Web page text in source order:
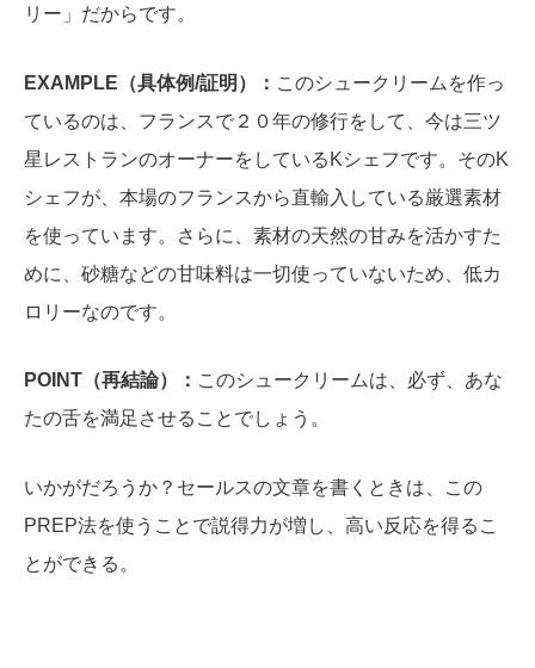
リー」だからです。
EXAMPLE（具体例/証明）： このシュークリームを作っ
ているのは、フランスで２０年の修行をして、今は三ツ
星レストランのオーナーをしているKシェフです。そのK
シェフが、本場のフランスから直輸入している厳選素材
を使っています。さらに、素材の天然の甘みを活かすた
めに、砂糖などの甘味料は一切使っていないため、低カ
ロリーなのです。
POINT（再結論）： このシュークリームは、必ず、あな
たの舌を満足させることでしょう。
いかがだろうか？セールスの文章を書くときは、この
PREP法を使うことで説得力が増し、高い反応を得るこ
とができる。